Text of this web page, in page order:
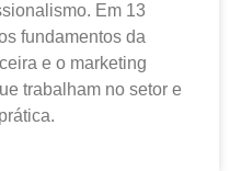
Em 13
fundamentos da
e o marketing
trabalham no setor e